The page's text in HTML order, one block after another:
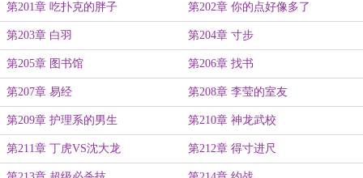
第201章 吃扑克的胖子 第202章 你的点好像多了
第203章 白羽 第204章 寸步
第205章 图书馆 第206章 找书
第207章 易经 第208章 李莹的室友
第209章 护理系的男生 第210章 神龙武校
第211章 丁虎VS沈大龙 第212章 得寸进尺